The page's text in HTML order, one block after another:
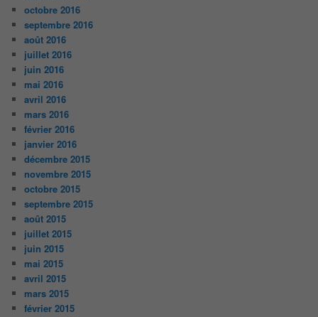
octobre 2016
septembre 2016
août 2016
juillet 2016
juin 2016
mai 2016
avril 2016
mars 2016
février 2016
janvier 2016
décembre 2015
novembre 2015
octobre 2015
septembre 2015
août 2015
juillet 2015
juin 2015
mai 2015
avril 2015
mars 2015
février 2015